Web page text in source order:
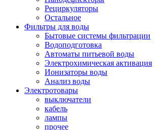
Рециркуляторы
Остальное
Фильтры для воды
Бытовые системы фильтрации
Водоподготовка
Автоматы питьевой воды
Электрохимическая активация
Ионизаторы воды
Анализ воды
Электротовары
выключатели
кабель
лампы
прочее